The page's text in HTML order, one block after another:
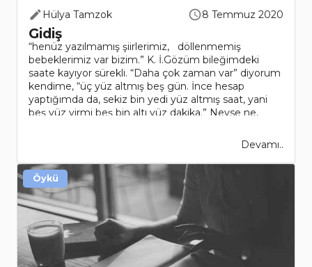
Hülya Tamzok 8 Temmuz 2020
Gidiş
“henüz yazılmamış şiirlerimiz, döllenmemiş
bebeklerimiz var bizim.” K. İ.Gözüm bileğimdeki
saate kayıyor sürekli. “Daha çok zaman var” diyorum
kendime, “üç yüz altmış beş gün. İnce hesap
yaptığımda da, sekiz bin yedi yüz altmış saat, yani
beş yüz yirmi beş bin altı yüz dakika.” Neyse ne,
Devamı..
Öykü